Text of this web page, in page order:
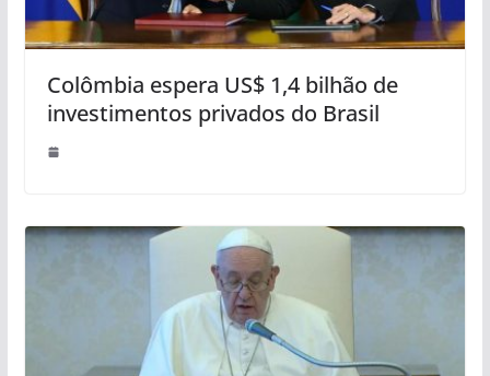
Colômbia espera US$ 1,4 bilhão de
investimentos privados do Brasil